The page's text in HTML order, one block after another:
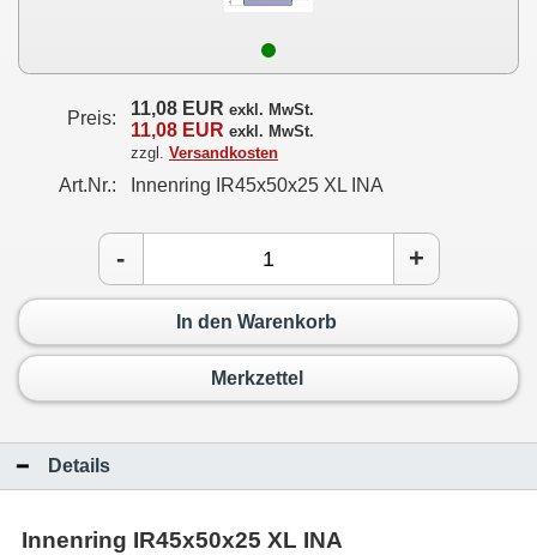
Preis: 11,08 EUR exkl. MwSt.
11,08 EUR exkl. MwSt.
zzgl. Versandkosten
Art.Nr.: Innenring IR45x50x25 XL INA
- +
In den Warenkorb
Merkzettel
Details
Innenring IR45x50x25 XL INA